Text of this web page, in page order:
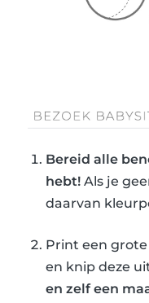
Bereid alle
hebt! Als je
daarvan
Print een
en knip deze
en zelf een